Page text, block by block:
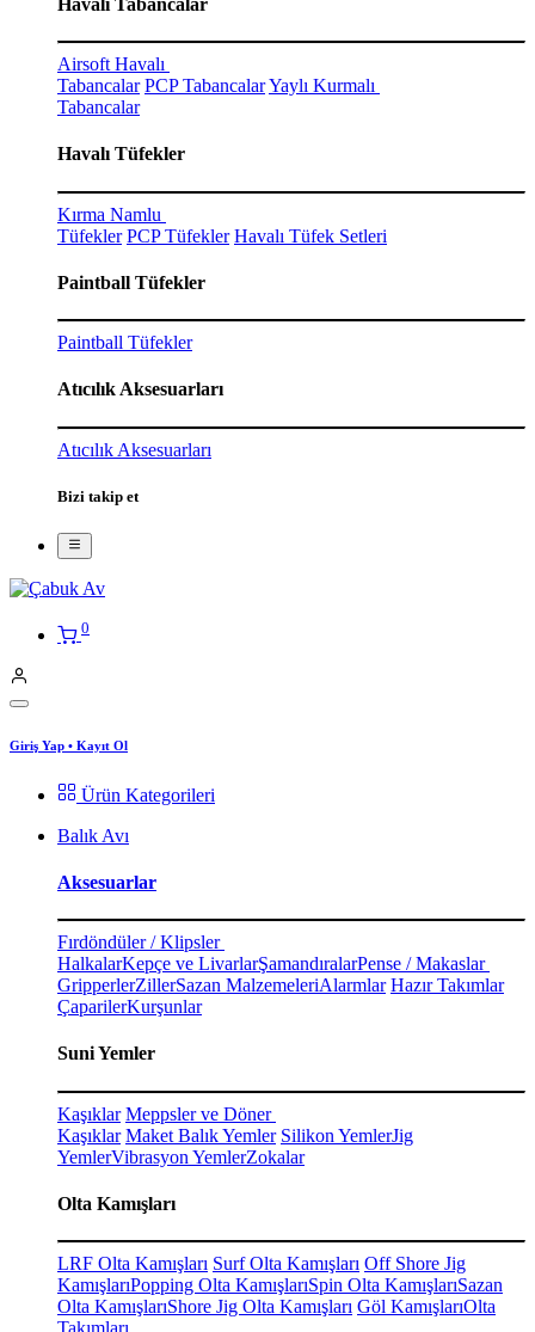
Airsoft Havalı
Tabancalar PCP TabancalarYaylı Kurmalı
Tabancalar
Havalı Tüfekler
Kırma Namlu
Tüfekler PCP Tüfekler Havalı Tüfek Setleri
Paintball Tüfekler
Paintball Tüfekler
Atıcılık Aksesuarları
Atıcılık Aksesuarları
Bizi takip et
0
Giriş Yap • Kayıt Ol
Ürün Kategorileri
Balık Avı
Aksesuarlar
Fırdöndüler / Klipsler
HalkalarKepçe ve LivarlarŞamandıralarPense / Makaslar
GripperlerZillerSazan MalzemeleriAlarmlar Hazır Takımlar
ÇaparilerKurşunlar
Suni Yemler
Kaşıklar Meppsler ve Döner
Kaşıklar Maket Balık Yemler Silikon YemlerJig
YemlerVibrasyon YemlerZokalar
Olta Kamışları
LRF Olta Kamışları Surf Olta Kamışları Off Shore Jig
KamışlarıPopping Olta KamışlarıSpin Olta KamışlarıSazan
Olta KamışlarıShore Jig Olta Kamışları Göl KamışlarıOlta